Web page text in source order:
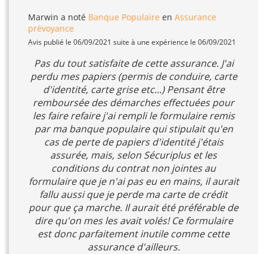
Marwin a noté Banque Populaire en Assurance
prévoyance
Avis publié le 06/09/2021 suite à une expérience le 06/09/2021
Pas du tout satisfaite de cette assurance. J'ai
perdu mes papiers (permis de conduire, carte
d'identité, carte grise etc...) Pensant être
remboursée des démarches effectuées pour
les faire refaire j'ai rempli le formulaire remis
par ma banque populaire qui stipulait qu'en
cas de perte de papiers d'identité j'étais
assurée, mais, selon Sécuriplus et les
conditions du contrat non jointes au
formulaire que je n'ai pas eu en mains, il aurait
fallu aussi que je perde ma carte de crédit
pour que ça marche. Il aurait été préférable de
dire qu'on mes les avait volés! Ce formulaire
est donc parfaitement inutile comme cette
assurance d'ailleurs.